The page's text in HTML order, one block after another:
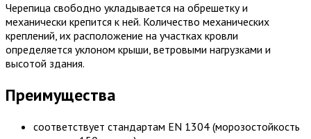
Черепица свободно укладывается на обрешетку и
механически крепится к ней. Количество механических
креплений, их расположение на участках кровли
определяется уклоном крыши, ветровыми нагрузками и
высотой здания.
Преимущества
соответствует стандартам EN 1304 (морозостойкость